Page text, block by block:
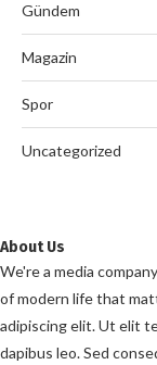
Gündem
Magazin
Spor
Uncategorized
About Us
We're a media
of modern life that
adipiscing elit. Ut elit
dapibus leo. Sed